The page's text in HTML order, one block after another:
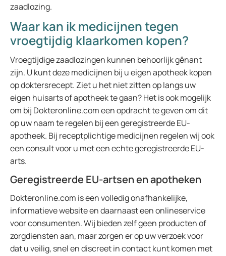
zaadlozing.
Waar kan ik medicijnen tegen
vroegtijdig klaarkomen kopen?
Vroegtijdige zaadlozingen kunnen behoorlijk gênant
zijn. U kunt deze medicijnen bij u eigen apotheek kopen
op doktersrecept. Ziet u het niet zitten op langs uw
eigen huisarts of apotheek te gaan? Het is ook mogelijk
om bij Dokteronline.com een opdracht te geven om dit
op uw naam te regelen bij een geregistreerde EU-
apotheek. Bij receptplichtige medicijnen regelen wij ook
een consult voor u met een echte geregistreerde EU-
arts.
Geregistreerde EU-artsen en apotheken
Dokteronline.com is een volledig onafhankelijke,
informatieve website en daarnaast een onlineservice
voor consumenten. Wij bieden zelf geen producten of
zorgdiensten aan, maar zorgen er op uw verzoek voor
dat u veilig, snel en discreet in contact kunt komen met